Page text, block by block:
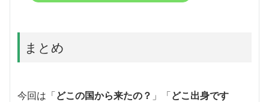
まとめ
今回は「どこの国から来たの？ 」「どこ出身です